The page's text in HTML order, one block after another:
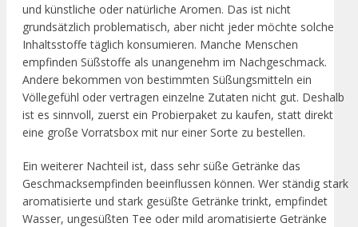
und künstliche oder natürliche Aromen. Das ist nicht
grundsätzlich problematisch, aber nicht jeder möchte solche
Inhaltsstoffe täglich konsumieren. Manche Menschen
empfinden Süßstoffe als unangenehm im Nachgeschmack.
Andere bekommen von bestimmten Süßungsmitteln ein
Völlegefühl oder vertragen einzelne Zutaten nicht gut. Deshalb
ist es sinnvoll, zuerst ein Probierpaket zu kaufen, statt direkt
eine große Vorratsbox mit nur einer Sorte zu bestellen.
Ein weiterer Nachteil ist, dass sehr süße Getränke das
Geschmacksempfinden beeinflussen können. Wer ständig stark
aromatisierte und stark gesüßte Getränke trinkt, empfindet
Wasser, ungesüßten Tee oder mild aromatisierte Getränke